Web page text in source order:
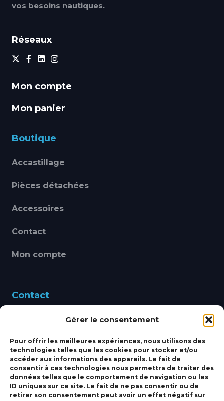
Gérer le consentement
Pour offrir les meilleures expériences, nous utilisons des
technologies telles que les cookies pour stocker et/ou
accéder aux informations des appareils. Le fait de
consentir à ces technologies nous permettra de traiter des
données telles que le comportement de navigation ou les
ID uniques sur ce site. Le fait de ne pas consentir ou de
retirer son consentement peut avoir un effet négatif sur
vos besoins nautiques.
Réseaux
Mon compte
Mon panier
Boutique
Accastillage
Pièces détachées
Accessoires
Contact
Mon compte
Contact
460 Avenue Alain Le
bbsmarine@bbs-
marine.fr
Fixe:04 27 50 24 50